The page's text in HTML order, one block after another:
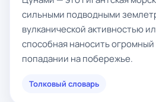
сильными подводными
вулканической активностью
способная наносить
попадании на побережье.
Толковый словарь